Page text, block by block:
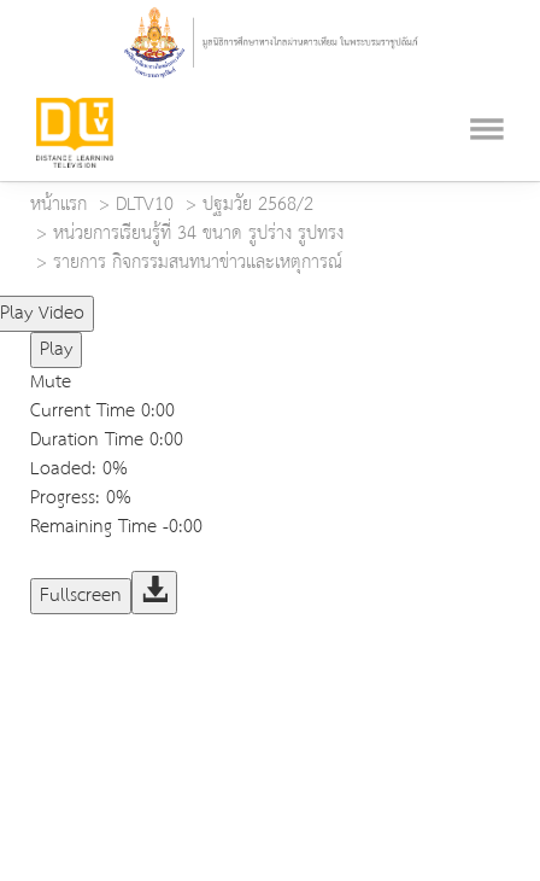
หน้าแรก DLTV10
ปฐมวัย 2568/2
หน่วยการเรียนรู้ที่ 34 ขนาด รูปร่าง รูปทรง
รายการ กิจกรรมสนทนาข่าวและเหตุการณ์
Play Video
Play
Mute
Current Time0:00
Duration Time0:00
Loaded: 0%
Progress: 0%
Remaining Time-0:00
Fullscreen